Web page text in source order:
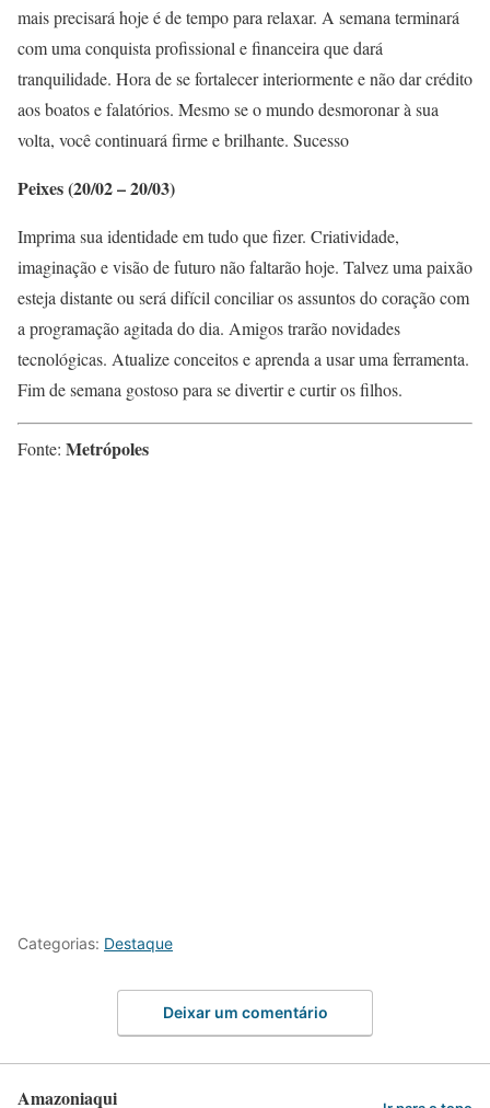
mais precisará hoje é de tempo para relaxar. A semana terminará
com uma conquista profissional e financeira que dará
tranquilidade. Hora de se fortalecer interiormente e não dar crédito
aos boatos e falatórios. Mesmo se o mundo desmoronar à sua
volta, você continuará firme e brilhante. Sucesso
Peixes (20/02 – 20/03)
Imprima sua identidade em tudo que fizer. Criatividade,
imaginação e visão de futuro não faltarão hoje. Talvez uma paixão
esteja distante ou será difícil conciliar os assuntos do coração com
a programação agitada do dia. Amigos trarão novidades
tecnológicas. Atualize conceitos e aprenda a usar uma ferramenta.
Fim de semana gostoso para se divertir e curtir os filhos.
Fonte: Metrópoles
Categorias: Destaque
Deixar um comentário
Amazoniaqui